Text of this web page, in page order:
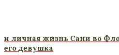
и личная жизнь Сани во
его девушка